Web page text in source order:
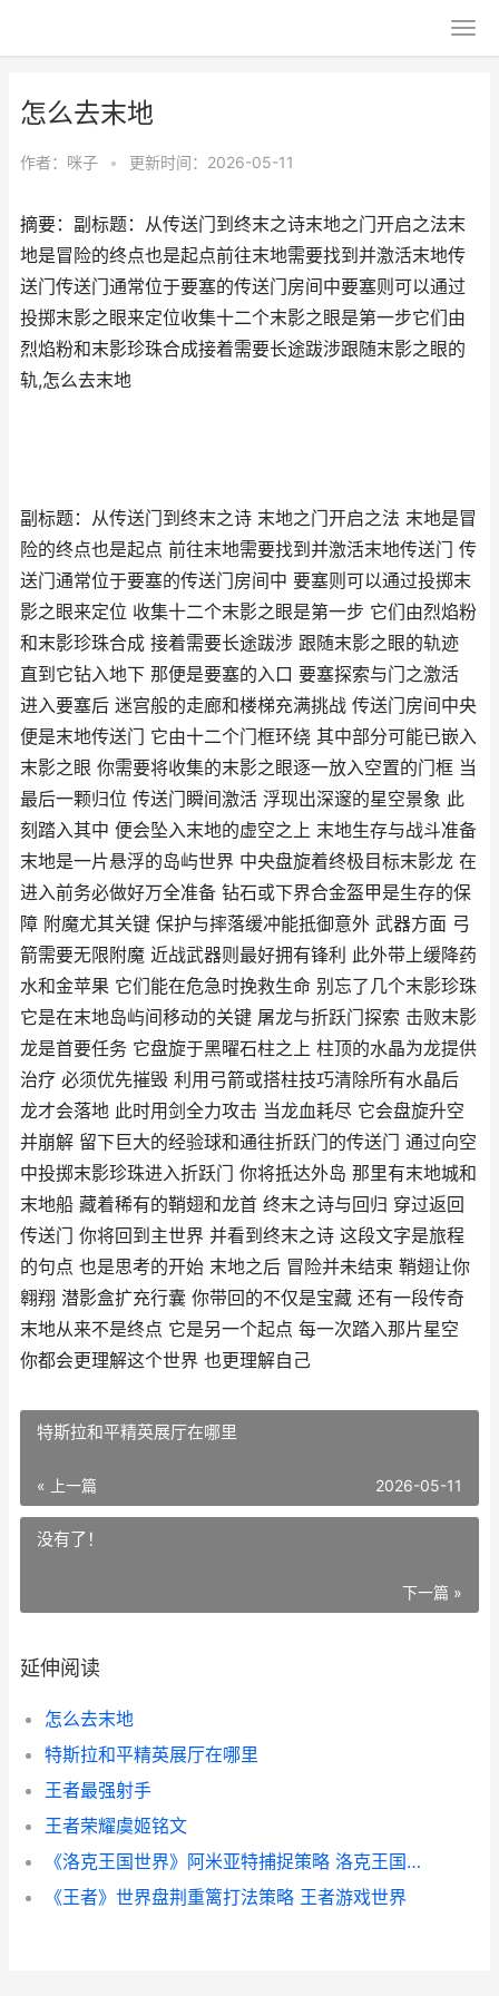
怎么去末地
作者： 咪子 • 更新时间：2026-05-11
摘要：副标题：从传送门到终末之诗末地之门开启之法末
地是冒险的终点也是起点前往末地需要找到并激活末地传
送门传送门通常位于要塞的传送门房间中要塞则可以通过
投掷末影之眼来定位收集十二个末影之眼是第一步它们由
烈焰粉和末影珍珠合成接着需要长途跋涉跟随末影之眼的
轨,怎么去末地
副标题：从传送门到终末之诗 末地之门开启之法 末地是冒
险的终点也是起点 前往末地需要找到并激活末地传送门 传
送门通常位于要塞的传送门房间中 要塞则可以通过投掷末
影之眼来定位 收集十二个末影之眼是第一步 它们由烈焰粉
和末影珍珠合成 接着需要长途跋涉 跟随末影之眼的轨迹
直到它钻入地下 那便是要塞的入口 要塞探索与门之激活
进入要塞后 迷宫般的走廊和楼梯充满挑战 传送门房间中央
便是末地传送门 它由十二个门框环绕 其中部分可能已嵌入
末影之眼 你需要将收集的末影之眼逐一放入空置的门框 当
最后一颗归位 传送门瞬间激活 浮现出深邃的星空景象 此
刻踏入其中 便会坠入末地的虚空之上 末地生存与战斗准备
末地是一片悬浮的岛屿世界 中央盘旋着终极目标末影龙 在
进入前务必做好万全准备 钻石或下界合金盔甲是生存的保
障 附魔尤其关键 保护与摔落缓冲能抵御意外 武器方面 弓
箭需要无限附魔 近战武器则最好拥有锋利 此外带上缓降药
水和金苹果 它们能在危急时挽救生命 别忘了几个末影珍珠
它是在末地岛屿间移动的关键 屠龙与折跃门探索 击败末影
龙是首要任务 它盘旋于黑曜石柱之上 柱顶的水晶为龙提供
治疗 必须优先摧毁 利用弓箭或搭柱技巧清除所有水晶后
龙才会落地 此时用剑全力攻击 当龙血耗尽 它会盘旋升空
并崩解 留下巨大的经验球和通往折跃门的传送门 通过向空
中投掷末影珍珠进入折跃门 你将抵达外岛 那里有末地城和
末地船 藏着稀有的鞘翅和龙首 终末之诗与回归 穿过返回
传送门 你将回到主世界 并看到终末之诗 这段文字是旅程
的句点 也是思考的开始 末地之后 冒险并未结束 鞘翅让你
翱翔 潜影盒扩充行囊 你带回的不仅是宝藏 还有一段传奇
末地从来不是终点 它是另一个起点 每一次踏入那片星空
你都会更理解这个世界 也更理解自己
特斯拉和平精英展厅在哪里
« 上一篇 2026-05-11
没有了！
下一篇 »
延伸阅读
怎么去末地
特斯拉和平精英展厅在哪里
王者最强射手
王者荣耀虞姬铭文
《洛克王国世界》阿米亚特捕捉策略 洛克王国世界兑换码
《王者》世界盘荆重篱打法策略 王者游戏世界